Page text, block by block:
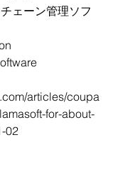
ェーン管理ソフ
articles/coupa
for-about-
02